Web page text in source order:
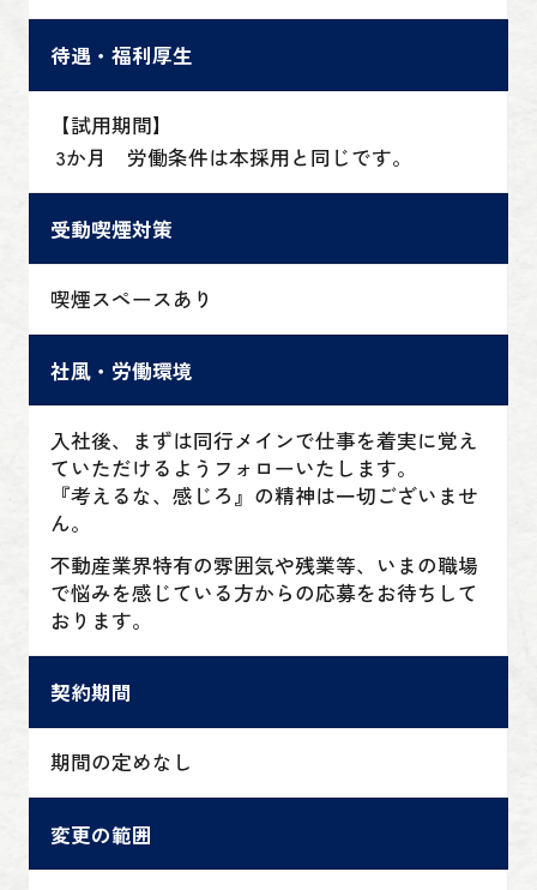
待遇・福利厚生
【試用期間】
3か月 労働条件は本採用と同じです。
受動喫煙対策
喫煙スペースあり
社風・労働環境
入社後、まずは同行メインで仕事を着実に覚え
ていただけるようフォローいたします。
『考えるな、感じろ』の精神は一切ございませ
ん。
不動産業界特有の雰囲気や残業等、いまの職場
で悩みを感じている方からの応募をお待ちして
おります。
契約期間
期間の定めなし
変更の範囲